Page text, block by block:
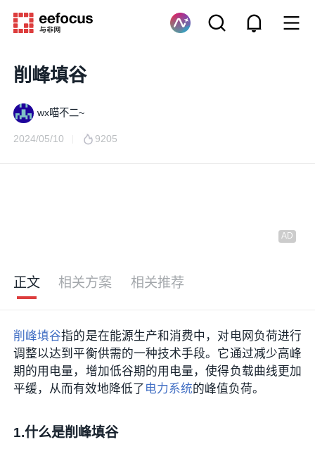
削峰填谷
wx喵不二~
2024/05/10 9205
正文 相关方案 相关推荐
削峰填谷指的是在能源生产和消费中，对电网负荷进行
调整以达到平衡供需的一种技术手段。它通过减少高峰
期的用电量，增加低谷期的用电量，使得负载曲线更加
平缓，从而有效地降低了 电力系统的峰值负荷。
1.什么是削峰填谷